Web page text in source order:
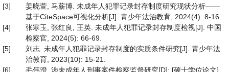
[3]
姜晓萱, 马薪博. 未成年人犯罪记录封存制度研究现状分析——
基于CiteSpace可视化分析[J]. 青少年法治教育, 2024(4): 8-16.
[4]
张寒玉, 张红良, 王英. 未成年人犯罪记录封存制度检视[J]. 中国
检察官, 2024(5): 66-69.
[5]
刘志. 未成年人犯罪记录封存制度的实质条件研究[J]. 青少年法
治教育, 2023(10): 15-21.
[6]
毛伟澄. 涉未成年人刑事案件检察监督研究[D]: [硕士学位论文].